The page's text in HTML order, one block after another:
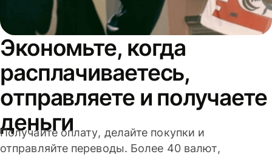
Экономьте, когда
расплачиваетесь,
отправляете и получаете
деньги
Получайте оплату, делайте покупки и
отправляйте переводы. Более 40 валют,